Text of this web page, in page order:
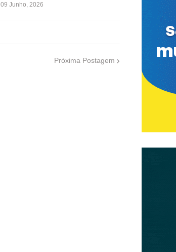
09 Junho, 2026
Próxima Postagem